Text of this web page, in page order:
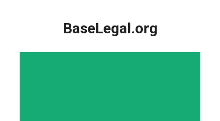
BaseLegal.org